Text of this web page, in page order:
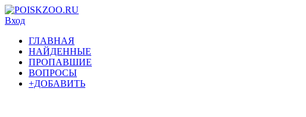
Вход
ГЛАВНАЯ
НАЙДЕННЫЕ
ПРОПАВШИЕ
ВОПРОСЫ
+ДОБАВИТЬ